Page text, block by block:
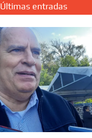
Últimas entradas